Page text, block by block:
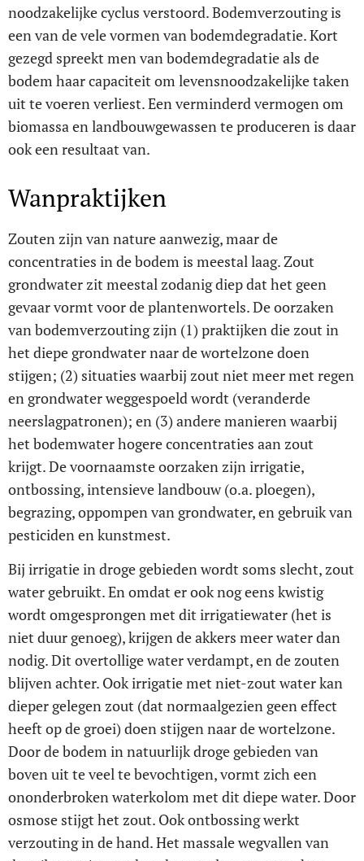
noodzakelijke cyclus verstoord. Bodemverzouting is
een van de vele vormen van bodemdegradatie. Kort
gezegd spreekt men van bodemdegradatie als de
bodem haar capaciteit om levensnoodzakelijke taken
uit te voeren verliest. Een verminderd vermogen om
biomassa en landbouwgewassen te produceren is daar
ook een resultaat van.
Wanpraktijken
Zouten zijn van nature aanwezig, maar de
concentraties in de bodem is meestal laag. Zout
grondwater zit meestal zodanig diep dat het geen
gevaar vormt voor de plantenwortels. De oorzaken
van bodemverzouting zijn (1) praktijken die zout in
het diepe grondwater naar de wortelzone doen
stijgen; (2) situaties waarbij zout niet meer met regen
en grondwater weggespoeld wordt (veranderde
neerslagpatronen); en (3) andere manieren waarbij
het bodemwater hogere concentraties aan zout
krijgt. De voornaamste oorzaken zijn irrigatie,
ontbossing, intensieve landbouw (o.a. ploegen),
begrazing, oppompen van grondwater, en gebruik van
pesticiden en kunstmest.
Bij irrigatie in droge gebieden wordt soms slecht, zout
water gebruikt. En omdat er ook nog eens kwistig
wordt omgesprongen met dit irrigatiewater (het is
niet duur genoeg), krijgen de akkers meer water dan
nodig. Dit overtollige water verdampt, en de zouten
blijven achter. Ook irrigatie met niet-zout water kan
dieper gelegen zout (dat normaalgezien geen effect
heeft op de groei) doen stijgen naar de wortelzone.
Door de bodem in natuurlijk droge gebieden van
boven uit te veel te bevochtigen, vormt zich een
ononderbroken waterkolom met dit diepe water. Door
osmose stijgt het zout. Ook ontbossing werkt
verzouting in de hand. Het massale wegvallen van